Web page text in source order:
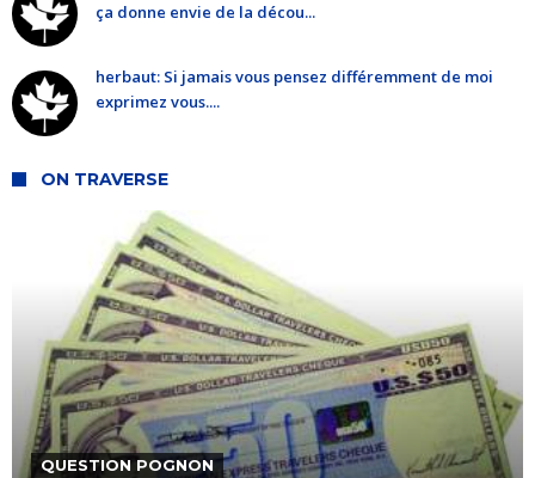
ça donne envie de la décou...
herbaut: Si jamais vous pensez différemment de moi
exprimez vous....
ON TRAVERSE
QUESTION POGNON